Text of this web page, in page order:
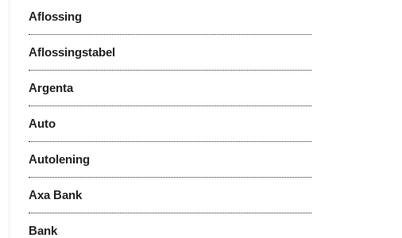
Aflossing
Aflossingstabel
Argenta
Auto
Autolening
Axa Bank
Bank